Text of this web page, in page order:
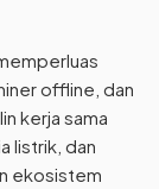
offline, dan
kerja sama
listrik, dan
ekosistem